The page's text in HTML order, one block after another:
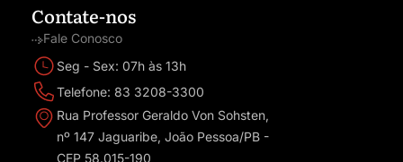
Contate-nos
Fale Conosco
Seg - Sex: 07h às 13h
Telefone: 83 3208-3300
Rua Professor Geraldo Von Sohsten,
nº 147 Jaguaribe, João Pessoa/PB -
CEP 58.015-190